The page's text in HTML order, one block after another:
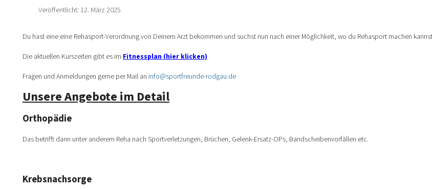
Veröffentlicht: 12. März 2025
Du hast eine eine Rehasport-Verordnung von Deinem Arzt bekommen und suchst nun nach einer Möglichkeit, wo du Rehasport machen
Die aktuellen Kurszeiten gibt es im Fitnessplan (hier klicken)
Fragen und Anmeldungen gerne per Mail an info@sportfreunde-rodgau.de
Unsere Angebote im Detail
Orthopädie
Das betrifft dann unter anderem Reha nach Sportverletzungen, Brüchen, Gelenk-Ersatz-OPs, Bandscheibenvorfällen etc.
Krebsnachsorge